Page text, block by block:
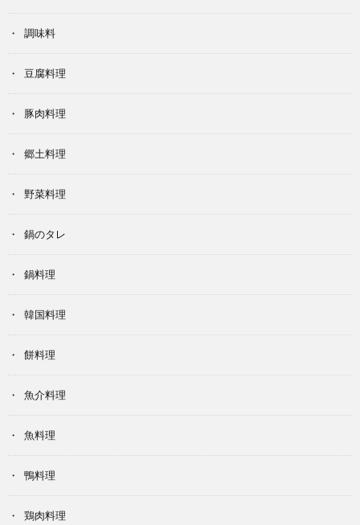
調味料
豆腐料理
豚肉料理
郷土料理
野菜料理
鍋のタレ
鍋料理
韓国料理
餅料理
魚介料理
魚料理
鴨料理
鶏肉料理